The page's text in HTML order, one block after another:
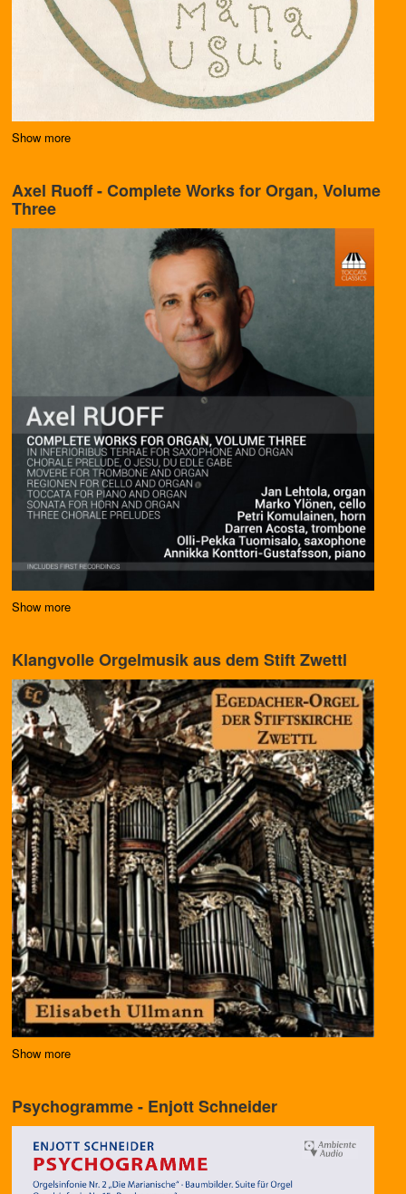
Show more
Axel Ruoff - Complete Works for Organ, Volume
Three
Show more
Klangvolle Orgelmusik aus dem Stift Zwettl
Show more
Psychogramme - Enjott Schneider